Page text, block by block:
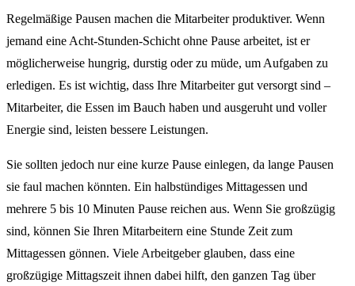
Regelmäßige Pausen machen die Mitarbeiter produktiver. Wenn
jemand eine Acht-Stunden-Schicht ohne Pause arbeitet, ist er
möglicherweise hungrig, durstig oder zu müde, um Aufgaben zu
erledigen. Es ist wichtig, dass Ihre Mitarbeiter gut versorgt sind –
Mitarbeiter, die Essen im Bauch haben und ausgeruht und voller
Energie sind, leisten bessere Leistungen.
Sie sollten jedoch nur eine kurze Pause einlegen, da lange Pausen
sie faul machen könnten. Ein halbstündiges Mittagessen und
mehrere 5 bis 10 Minuten Pause reichen aus. Wenn Sie großzügig
sind, können Sie Ihren Mitarbeitern eine Stunde Zeit zum
Mittagessen gönnen. Viele Arbeitgeber glauben, dass eine
großzügige Mittagszeit ihnen dabei hilft, den ganzen Tag über